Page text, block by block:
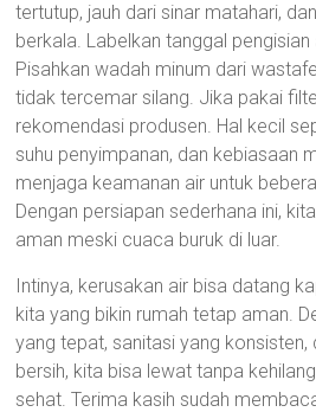
tertutup, jauh dari sinar matahari,
berkala. Labelkan tanggal
Pisahkan wadah minum dari
tidak tercemar silang. Jika pakai
rekomendasi produsen. Hal kecil
suhu penyimpanan, dan kebiasaan
menjaga keamanan air untuk
Dengan persiapan sederhana ini,
aman meski cuaca buruk di luar.
Intinya, kerusakan air bisa datang
kita yang bikin rumah tetap aman.
yang tepat, sanitasi yang konsisten,
bersih, kita bisa lewat tanpa
sehat. Terima kasih sudah